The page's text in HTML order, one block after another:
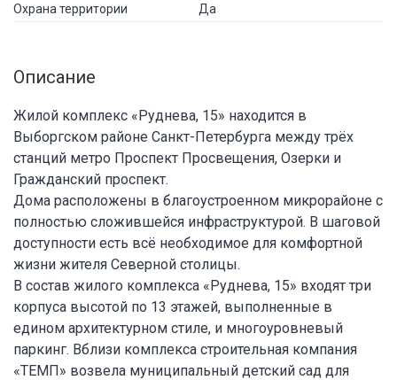
Охрана территории Да
Описание
Жилой комплекс «Руднева, 15» находится в
Выборгском районе Санкт-Петербурга между трёх
станций метро Проспект Просвещения, Озерки и
Гражданский проспект.
Дома расположены в благоустроенном микрорайоне с
полностью сложившейся инфраструктурой. В шаговой
доступности есть всё необходимое для комфортной
жизни жителя Северной столицы.
В состав жилого комплекса «Руднева, 15» входят три
корпуса высотой по 13 этажей, выполненные в
едином архитектурном стиле, и многоуровневый
паркинг. Вблизи комплекса строительная компания
«ТЕМП» возвела муниципальный детский сад для